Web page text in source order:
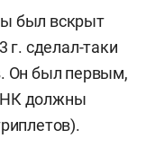
был вскрыт
г. сделал-таки
Он был первым,
должны